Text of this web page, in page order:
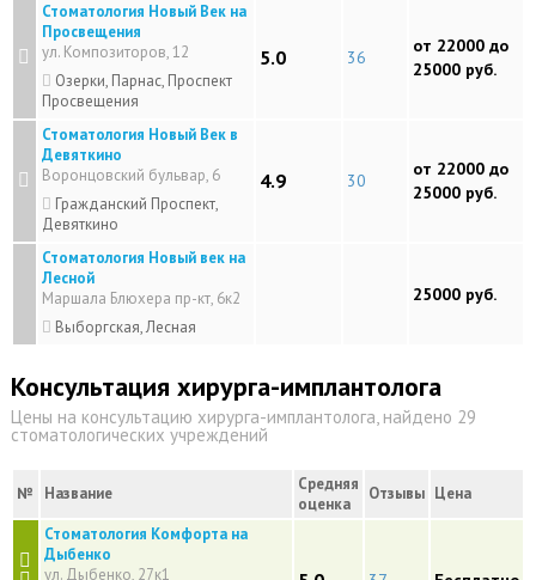
Стоматология Новый Век на
Просвещения
ул. Композиторов, 12
Озерки, Парнас, Проспект
Просвещения
5.0 36
от 22000 до
25000 руб.
Стоматология Новый Век в
Девяткино
Воронцовский бульвар, 6
Гражданский Проспект,
Девяткино
4.9 30
от 22000 до
25000 руб.
Стоматология Новый век на
Лесной
Маршала Блюхера пр-кт, 6к2
Выборгская, Лесная
25000 руб.
Консультация хирурга-имплантолога
Цены на консультацию хирурга-имплантолога, найдено 29
стоматологических учреждений
№ Название
Средняя
оценка
Отзывы Цена
Стоматология Комфорта на
Дыбенко
ул. Дыбенко, 27к1